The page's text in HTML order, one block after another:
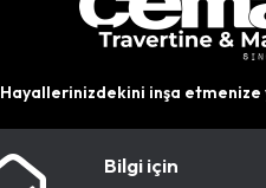
Hayallerinizdekini inşa etmenize
Bilgi için